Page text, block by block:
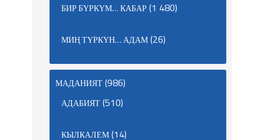
БИР БҮРКҮМ… КАБАР(1 480)
МИҢ ТҮРКҮН… АДАМ(26)
МАДАНИЯТ(986)
АДАБИЯТ(510)
КЫЛКАЛЕМ(14)